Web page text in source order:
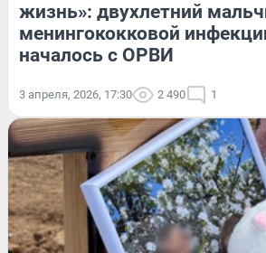
жизнь»: двухлетний
менингококковой
началось с ОРВИ
3 апреля, 2026, 17:30 2 490 1